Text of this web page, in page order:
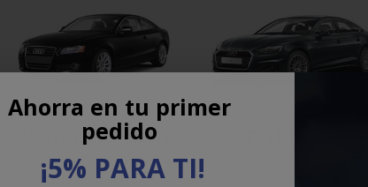
A5 8T3 (2009 - 2017)
Ahorra en tu primer
pedido
¡5% PARA TI!